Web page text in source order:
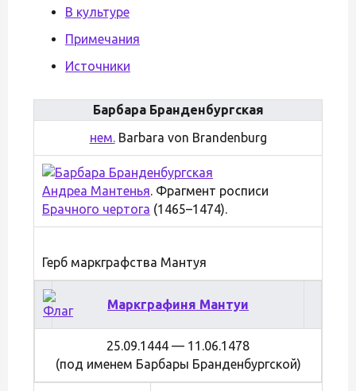
В культуре
Примечания
Источники
Барбара Бранденбургская
нем.Barbara von Brandenburg
Андреа Мантенья. Фрагмент росписи
Брачного чертога (1465–1474).
Герб маркграфства Мантуя
Маркграфиня Мантуи
25.09.1444 — 11.06.1478
(под именем Барбары Бранденбургской)